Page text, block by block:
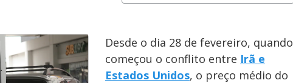
Desde o dia 28 de fevereiro, quando
começou o conflito entre Irã e
Estados Unidos, o preço médio do